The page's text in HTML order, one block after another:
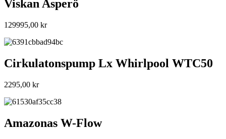
Viskan Asperö
129995,00 kr
Cirkulatonspump Lx Whirlpool WTC50
2295,00 kr
Amazonas W-Flow